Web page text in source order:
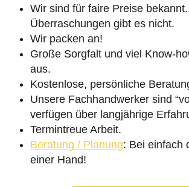
Wir sind für faire Preise
Überraschungen gibt es nicht.
Wir packen an!
Große Sorgfalt und viel Know-
aus.
Kostenlose, persönliche
Unsere Fachhandwerker sind
verfügen über langjährige
Termintreue Arbeit.
Beratung / Planung: Bei einfach
einer Hand!